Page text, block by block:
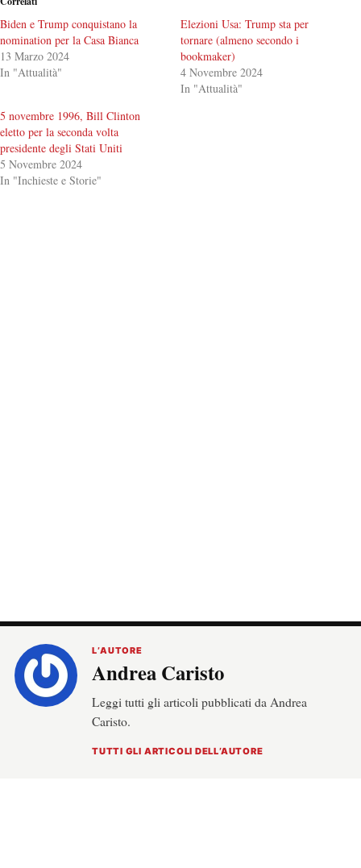
Biden e Trump conquistano la
nomination per la Casa Bianca
13 Marzo 2024
In "Attualità"
Elezioni Usa: Trump sta per
tornare (almeno secondo i
bookmaker)
4 Novembre 2024
In "Attualità"
5 novembre 1996, Bill Clinton
eletto per la seconda volta
presidente degli Stati Uniti
5 Novembre 2024
In "Inchieste e Storie"
L’AUTORE
Andrea Caristo
Leggi tutti gli articoli pubblicati da Andrea
Caristo.
TUTTI GLI ARTICOLI DELL’AUTORE